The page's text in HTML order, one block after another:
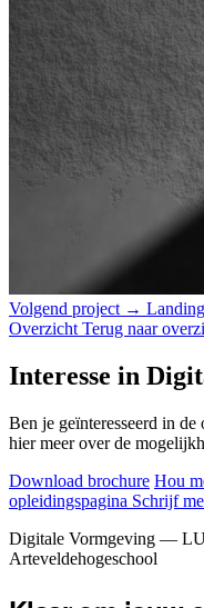
Volgend project →
Overzicht Terug naar
Interesse in
Ben je geïnteresseerd in
hier meer over de
Download brochure Hou
opleidingspagina Schrijf
Footer
Digitale Vormgeving —
Arteveldehogeschool